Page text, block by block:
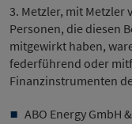
3. Metzler, mit
Personen, die diesen
mitgewirkt haben,
federführend oder
Finanzinstrumenten
ABO Energy GmbH